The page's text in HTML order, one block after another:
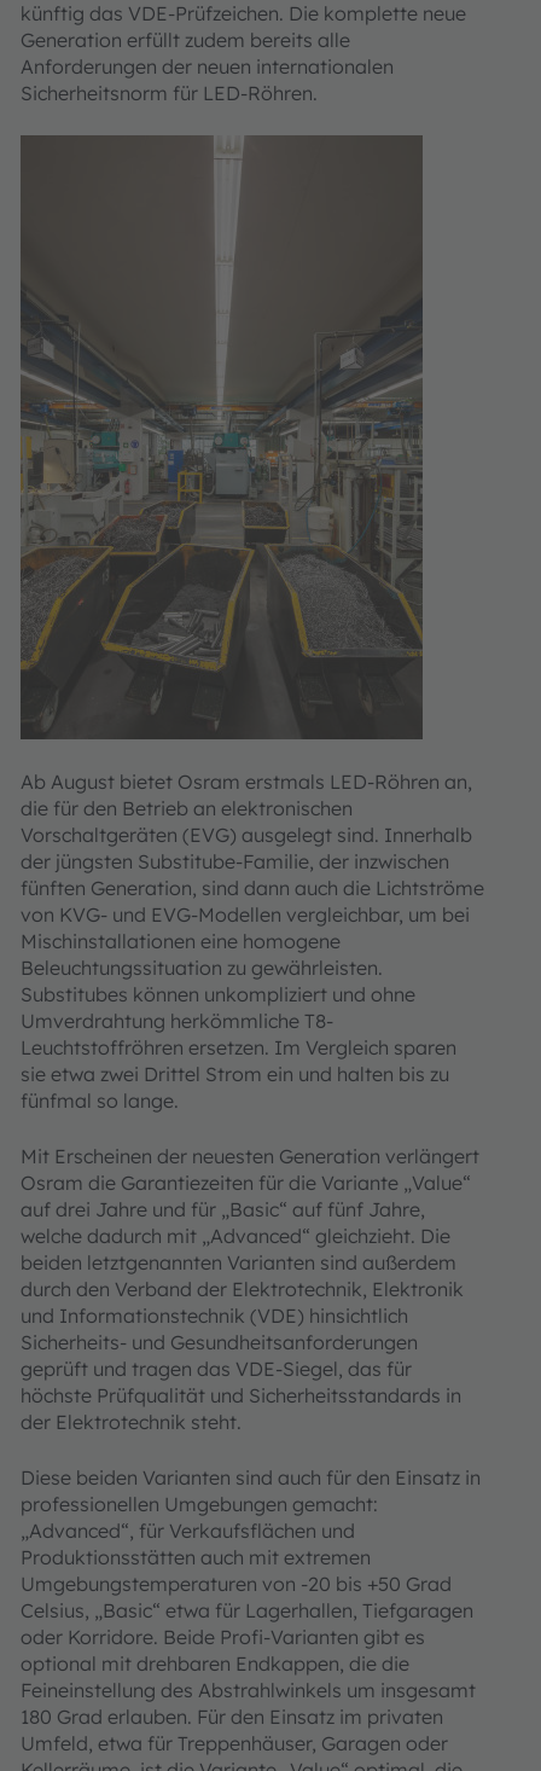
künftig das VDE-Prüfzeichen. Die komplette neue
Generation erfüllt zudem bereits alle
Anforderungen der neuen internationalen
Sicherheitsnorm für LED-Röhren.
Ab August bietet Osram erstmals LED-Röhren an,
die für den Betrieb an elektronischen
Vorschaltgeräten (EVG) ausgelegt sind. Innerhalb
der jüngsten Substitube-Familie, der inzwischen
fünften Generation, sind dann auch die Lichtströme
von KVG- und EVG-Modellen vergleichbar, um bei
Mischinstallationen eine homogene
Beleuchtungssituation zu gewährleisten.
Substitubes können unkompliziert und ohne
Umverdrahtung herkömmliche T8-
Leuchtstoffröhren ersetzen. Im Vergleich sparen
sie etwa zwei Drittel Strom ein und halten bis zu
fünfmal so lange.
Mit Erscheinen der neuesten Generation verlängert
Osram die Garantiezeiten für die Variante „Value“
auf drei Jahre und für „Basic“ auf fünf Jahre,
welche dadurch mit „Advanced“ gleichzieht. Die
beiden letztgenannten Varianten sind außerdem
durch den Verband der Elektrotechnik, Elektronik
und Informationstechnik (VDE) hinsichtlich
Sicherheits- und Gesundheitsanforderungen
geprüft und tragen das VDE-Siegel, das für
höchste Prüfqualität und Sicherheitsstandards in
der Elektrotechnik steht.
Diese beiden Varianten sind auch für den Einsatz in
professionellen Umgebungen gemacht:
„Advanced“, für Verkaufsflächen und
Produktionsstätten auch mit extremen
Umgebungstemperaturen von -20 bis +50 Grad
Celsius, „Basic“ etwa für Lagerhallen, Tiefgaragen
oder Korridore. Beide Profi-Varianten gibt es
optional mit drehbaren Endkappen, die die
Feineinstellung des Abstrahlwinkels um insgesamt
180 Grad erlauben. Für den Einsatz im privaten
Umfeld, etwa für Treppenhäuser, Garagen oder